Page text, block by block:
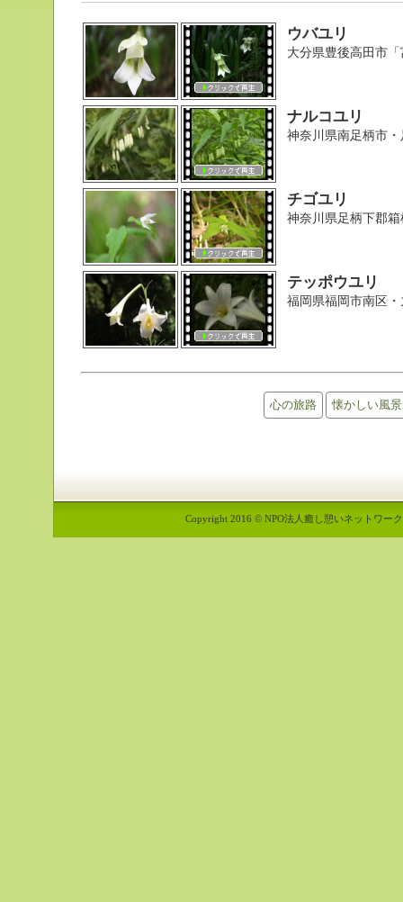
ウバユリ
大分県豊後高田市
ナルコユリ
神奈川県南足柄市
チゴユリ
神奈川県足柄下郡
テッポウユリ
福岡県福岡市南区
心の旅路 懐かしい風景
Copyright 2016 © NPO法人癒し憩いネットワー